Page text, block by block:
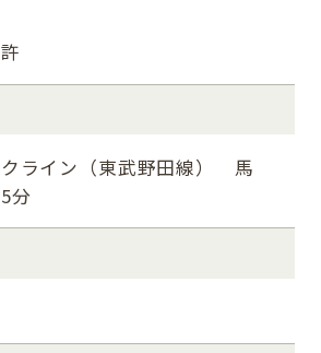
ライン（東武野田線） 馬
分